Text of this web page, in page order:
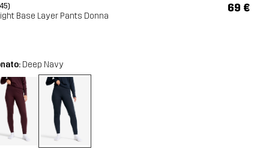
Base Layer Pants Donna
69 €
Deep Navy